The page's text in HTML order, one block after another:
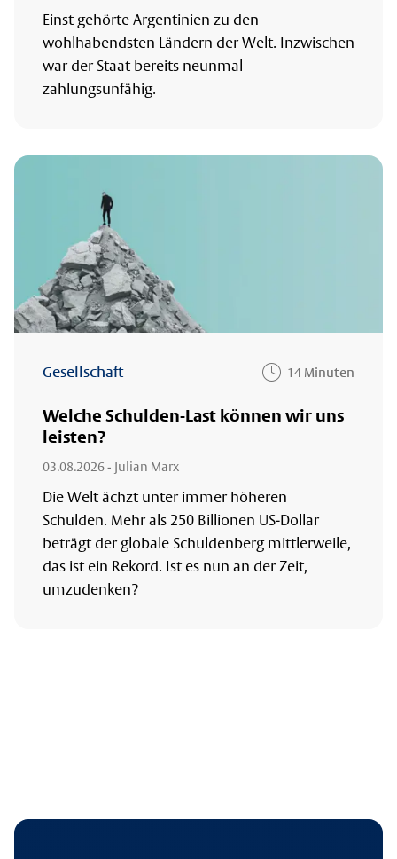
Einst gehörte Argentinien zu den
wohlhabendsten Ländern der Welt. Inzwischen
war der Staat bereits neunmal
zahlungsunfähig.
Gesellschaft 14 Minuten
Welche Schulden-Last können wir uns
leisten?
03.08.2026- Julian Marx
Die Welt ächzt unter immer höheren
Schulden. Mehr als 250 Billionen US-Dollar
beträgt der globale Schuldenberg mittlerweile,
das ist ein Rekord. Ist es nun an der Zeit,
umzudenken?